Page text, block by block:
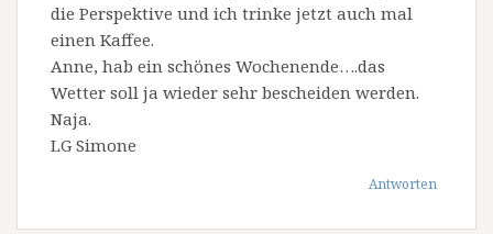
die Perspektive und ich trinke jetzt auch mal
einen Kaffee.
Anne, hab ein schönes Wochenende….das
Wetter soll ja wieder sehr bescheiden werden.
Naja.
LG Simone
Antworten